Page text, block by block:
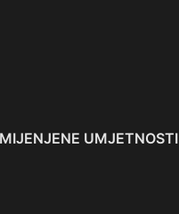
UMJETNOSTI